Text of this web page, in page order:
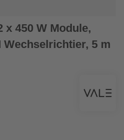
450 W Module,
Wechselrichtier, 5 m